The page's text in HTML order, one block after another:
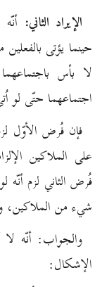
الإيراد الثاني:
حينما يؤتى
لا بأس
اجتماعهما حتّى لو
فإن فُرض الأوّل
على الملاكين
فُرض الثاني لزم أنّه
شيء من الملاكين،
والجواب: أنّه
الإشكال: